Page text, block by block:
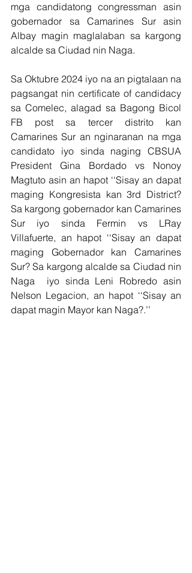
mga candidatong congressman asin
gobernador sa Camarines Sur asin
Albay magin maglalaban sa kargong
alcalde sa Ciudad nin Naga.
Sa Oktubre 2024 iyo na an pigtalaan na
pagsangat nin certificate of candidacy
sa Comelec, alagad sa Bagong Bicol
FB post sa tercer distrito kan
Camarines Sur an nginaranan na mga
candidato iyo sinda naging CBSUA
President Gina Bordado vs Nonoy
Magtuto asin an hapot ‘‘Sisay an dapat
maging Kongresista kan 3rd District?
Sa kargong gobernador kan Camarines
Sur iyo sinda Fermin vs LRay
Villafuerte, an hapot ‘‘Sisay an dapat
maging Gobernador kan Camarines
Sur? Sa kargong alcalde sa Ciudad nin
Naga  iyo sinda Leni Robredo asin
Nelson Legacion, an hapot ‘‘Sisay an
dapat magin Mayor kan Naga?.’’